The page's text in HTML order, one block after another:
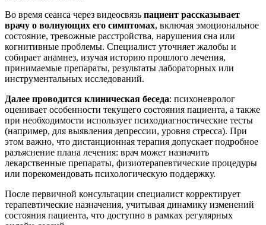
Во время сеанса через видеосвязь пациент рассказывает
врачу о волнующих его симптомах, включая эмоциональное
состояние, тревожные расстройства, нарушения сна или
когнитивные проблемы. Специалист уточняет жалобы и
собирает анамнез, изучая историю прошлого лечения,
принимаемые препараты, результаты лабораторных или
инструментальных исследований.
Далее проводится клиническая беседа: психоневролог
оценивает особенности текущего состояния пациента, а также
при необходимости использует психодиагностические тесты
(например, для выявления депрессии, уровня стресса). При
этом важно, что дистанционная терапия допускает подробное
разъяснение плана лечения: врач может назначить
лекарственные препараты, физиотерапевтические процедуры
или порекомендовать психологическую поддержку.
После первичной консультации специалист корректирует
терапевтические назначения, учитывая динамику изменений
состояния пациента, что доступно в рамках регулярных